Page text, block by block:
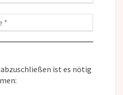
ist es nötig